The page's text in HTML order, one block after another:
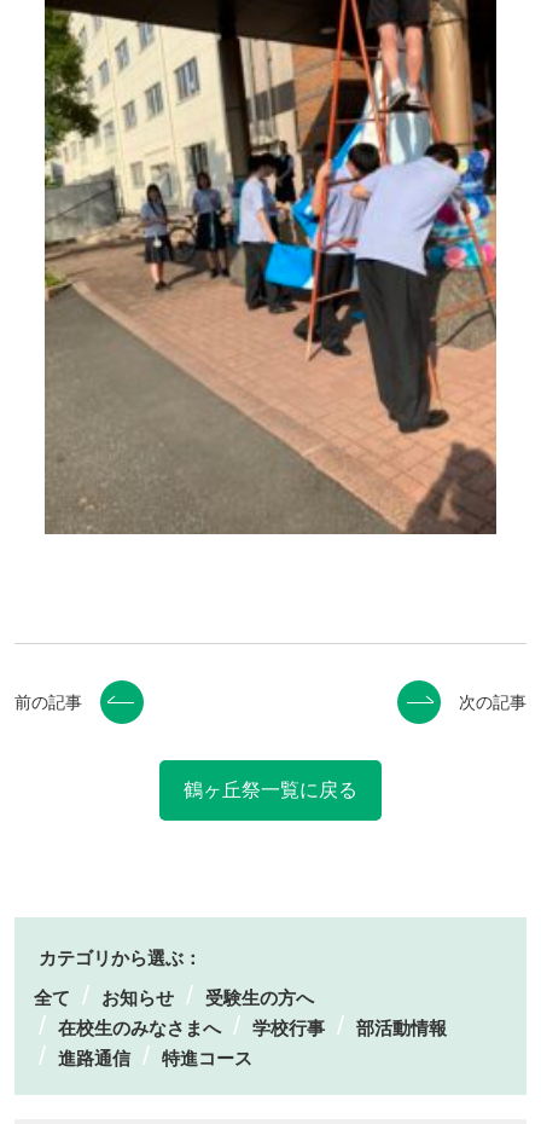
前の記事
鶴ヶ丘祭一覧に戻る
次の記事
カテゴリから選ぶ：
全て
お知らせ
受験生の方へ
在校生のみなさまへ
学校行事
部活動情報
進路通信
特進コース